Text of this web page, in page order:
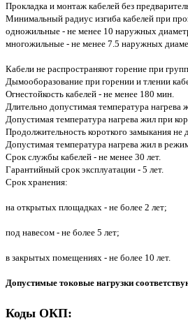
Прокладка и монтаж кабелей без
Минимальный радиус изгиба кабелей при
одножильные - не менее 10 наружных
многожильные - не менее 7.5 наружных
Кабели не распространяют горение при
Дымооборазование при горении и тлении
Огнестойкость кабелей - не менее 180 мин.
Длительно допустимая температура нагрева
Допустимая температура нагрева жил при
Продолжительность короткого замыкания
Допустимая температура нагрева жил в
Срок службы кабелей - не менее 30 лет.
Гарантийный срок эксплуатации - 5 лет.
Срок хранения:
на открытых площадках - не более 2 лет;
под навесом - не более 5 лет;
в закрытых помещениях - не более 10 лет.
Допустимые токовые нагрузки
Коды ОКП: